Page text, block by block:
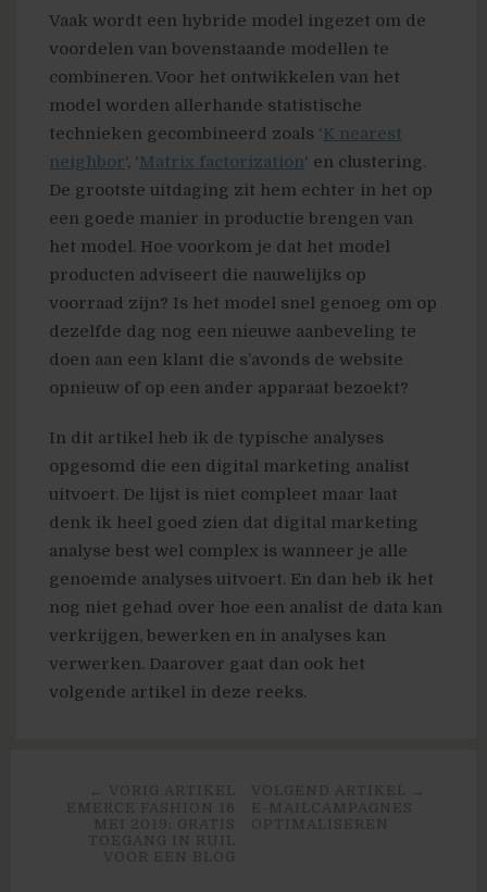
Vaak wordt een hybride model ingezet om de
voordelen van bovenstaande modellen te
combineren. Voor het ontwikkelen van het
model worden allerhande statistische
technieken gecombineerd zoals ‘K nearest
neighbor‘, ‘Matrix factorization‘ en clustering.
De grootste uitdaging zit hem echter in het op
een goede manier in productie brengen van
het model. Hoe voorkom je dat het model
producten adviseert die nauwelijks op
voorraad zijn? Is het model snel genoeg om op
dezelfde dag nog een nieuwe aanbeveling te
doen aan een klant die s’avonds de website
opnieuw of op een ander apparaat bezoekt?
In dit artikel heb ik de typische analyses
opgesomd die een digital marketing analist
uitvoert. De lijst is niet compleet maar laat
denk ik heel goed zien dat digital marketing
analyse best wel complex is wanneer je alle
genoemde analyses uitvoert. En dan heb ik het
nog niet gehad over hoe een analist de data kan
verkrijgen, bewerken en in analyses kan
verwerken. Daarover gaat dan ook het
volgende artikel in deze reeks.
VOLGEND ARTIKEL →
E-MAILCAMPAGNES
OPTIMALISEREN
← VORIG ARTIKEL
EMERCE FASHION 16
MEI 2019: GRATIS
TOEGANG IN RUIL
VOOR EEN BLOG